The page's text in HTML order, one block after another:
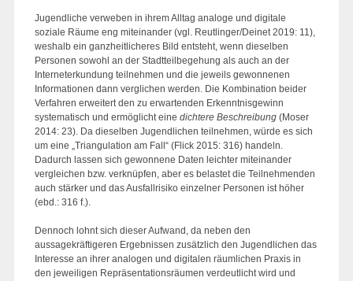
Jugendliche verweben in ihrem Alltag analoge und digitale
soziale Räume eng miteinander (vgl. Reutlinger/Deinet 2019: 11),
weshalb ein ganzheitlicheres Bild entsteht, wenn dieselben
Personen sowohl an der Stadtteilbegehung als auch an der
Interneterkundung teilnehmen und die jeweils gewonnenen
Informationen dann verglichen werden. Die Kombination beider
Verfahren erweitert den zu erwartenden Erkenntnisgewinn
systematisch und ermöglicht eine dichtere Beschreibung (Moser
2014: 23). Da dieselben Jugendlichen teilnehmen, würde es sich
um eine „Triangulation am Fall“ (Flick 2015: 316) handeln.
Dadurch lassen sich gewonnene Daten leichter miteinander
vergleichen bzw. verknüpfen, aber es belastet die Teilnehmenden
auch stärker und das Ausfallrisiko einzelner Personen ist höher
(ebd.: 316 f.).
Dennoch lohnt sich dieser Aufwand, da neben den
aussagekräftigeren Ergebnissen zusätzlich den Jugendlichen das
Interesse an ihrer analogen und digitalen räumlichen Praxis in
den jeweiligen Repräsentationsräumen verdeutlicht wird und